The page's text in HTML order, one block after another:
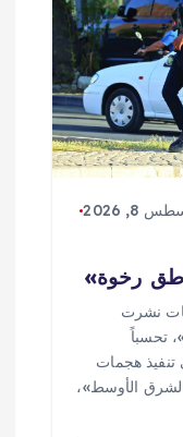
8, 2026
رخوة»
نشرت
تحسباً
هجمات
الأوسط»،